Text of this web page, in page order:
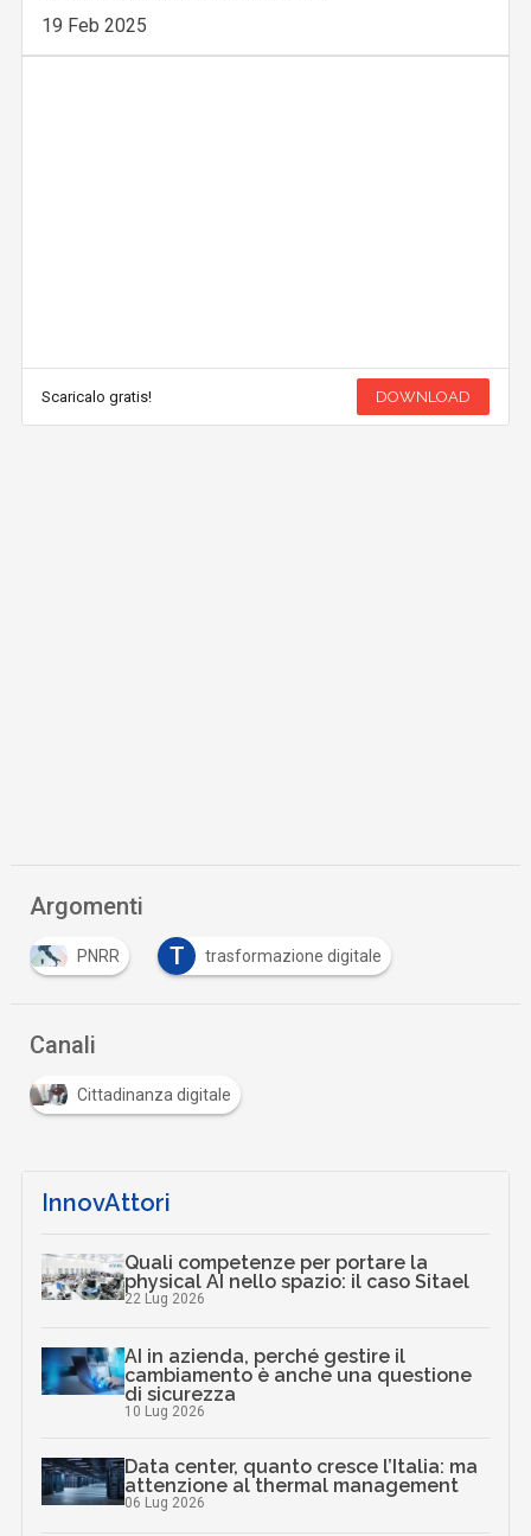
19 Feb 2025
Scaricalo gratis! DOWNLOAD
Argomenti
PNRR T trasformazione digitale
Canali
Cittadinanza digitale
InnovAttori
Quali competenze per portare la
physical AI nello spazio: il caso Sitael
22 Lug 2026
AI in azienda, perché gestire il
cambiamento è anche una questione
di sicurezza
10 Lug 2026
Data center, quanto cresce l’Italia: ma
attenzione al thermal management
06 Lug 2026